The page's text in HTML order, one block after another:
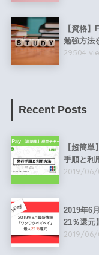
【資格
勉強方法
29504
Recent Posts
【超簡
手順と利
2019/06/
2019年6
21％還元】
2019/06/